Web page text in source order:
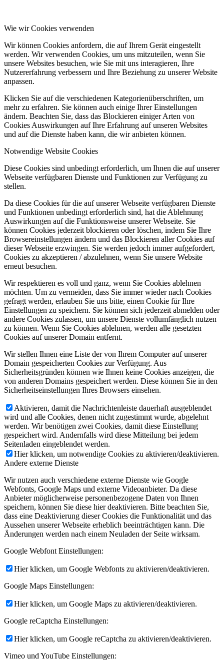
Wie wir Cookies verwenden
Wir können Cookies anfordern, die auf Ihrem Gerät eingestellt
werden. Wir verwenden Cookies, um uns mitzuteilen, wenn Sie
unsere Websites besuchen, wie Sie mit uns interagieren, Ihre
Nutzererfahrung verbessern und Ihre Beziehung zu unserer Website
anpassen.
Klicken Sie auf die verschiedenen Kategorienüberschriften, um
mehr zu erfahren. Sie können auch einige Ihrer Einstellungen
ändern. Beachten Sie, dass das Blockieren einiger Arten von
Cookies Auswirkungen auf Ihre Erfahrung auf unseren Websites
und auf die Dienste haben kann, die wir anbieten können.
Notwendige Website Cookies
Diese Cookies sind unbedingt erforderlich, um Ihnen die auf unserer
Webseite verfügbaren Dienste und Funktionen zur Verfügung zu
stellen.
Da diese Cookies für die auf unserer Webseite verfügbaren Dienste
und Funktionen unbedingt erforderlich sind, hat die Ablehnung
Auswirkungen auf die Funktionsweise unserer Webseite. Sie
können Cookies jederzeit blockieren oder löschen, indem Sie Ihre
Browsereinstellungen ändern und das Blockieren aller Cookies auf
dieser Webseite erzwingen. Sie werden jedoch immer aufgefordert,
Cookies zu akzeptieren / abzulehnen, wenn Sie unsere Website
erneut besuchen.
Wir respektieren es voll und ganz, wenn Sie Cookies ablehnen
möchten. Um zu vermeiden, dass Sie immer wieder nach Cookies
gefragt werden, erlauben Sie uns bitte, einen Cookie für Ihre
Einstellungen zu speichern. Sie können sich jederzeit abmelden oder
andere Cookies zulassen, um unsere Dienste vollumfänglich nutzen
zu können. Wenn Sie Cookies ablehnen, werden alle gesetzten
Cookies auf unserer Domain entfernt.
Wir stellen Ihnen eine Liste der von Ihrem Computer auf unserer
Domain gespeicherten Cookies zur Verfügung. Aus
Sicherheitsgründen können wie Ihnen keine Cookies anzeigen, die
von anderen Domains gespeichert werden. Diese können Sie in den
Sicherheitseinstellungen Ihres Browsers einsehen.
Aktivieren, damit die Nachrichtenleiste dauerhaft ausgeblendet
wird und alle Cookies, denen nicht zugestimmt wurde, abgelehnt
werden. Wir benötigen zwei Cookies, damit diese Einstellung
gespeichert wird. Andernfalls wird diese Mitteilung bei jedem
Seitenladen eingeblendet werden.
Hier klicken, um notwendige Cookies zu aktivieren/deaktivieren.
Andere externe Dienste
Wir nutzen auch verschiedene externe Dienste wie Google
Webfonts, Google Maps und externe Videoanbieter. Da diese
Anbieter möglicherweise personenbezogene Daten von Ihnen
speichern, können Sie diese hier deaktivieren. Bitte beachten Sie,
dass eine Deaktivierung dieser Cookies die Funktionalität und das
Aussehen unserer Webseite erheblich beeinträchtigen kann. Die
Änderungen werden nach einem Neuladen der Seite wirksam.
Google Webfont Einstellungen:
Hier klicken, um Google Webfonts zu aktivieren/deaktivieren.
Google Maps Einstellungen:
Hier klicken, um Google Maps zu aktivieren/deaktivieren.
Google reCaptcha Einstellungen:
Hier klicken, um Google reCaptcha zu aktivieren/deaktivieren.
Vimeo und YouTube Einstellungen: